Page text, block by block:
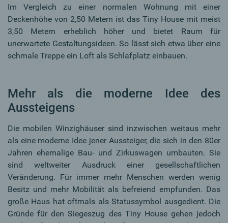
Im Vergleich zu einer normalen Wohnung mit einer
Deckenhöhe von 2,50 Metern ist das Tiny House mit meist
3,50 Metern erheblich höher und bietet Raum für
unerwartete Gestaltungsideen. So lässt sich etwa über eine
schmale Treppe ein Loft als Schlafplatz einbauen.
Mehr als die moderne Idee des
Aussteigens
Die mobilen Winzighäuser sind inzwischen weitaus mehr
als eine moderne Idee jener Aussteiger, die sich in den 80er
Jahren ehemalige Bau- und Zirkuswagen umbauten. Sie
sind weltweiter Ausdruck einer gesellschaftlichen
Veränderung. Für immer mehr Menschen werden wenig
Besitz und mehr Mobilität als befreiend empfunden. Das
große Haus hat oftmals als Statussymbol ausgedient. Die
Gründe für den Siegeszug des Tiny House gehen jedoch